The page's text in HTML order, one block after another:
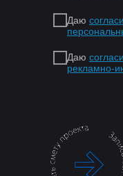
Даю
Даю
рекламно-
.